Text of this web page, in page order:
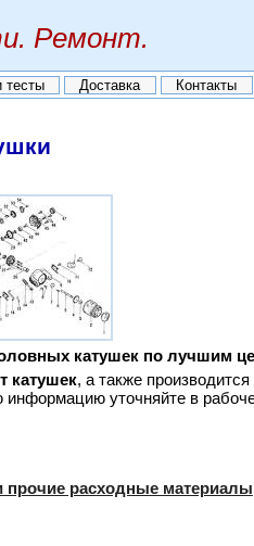
Ремонт.
тесты Доставка Контакты
катушек по лучшим
катушек, а также производится
информацию уточняйте в
расходные материалы